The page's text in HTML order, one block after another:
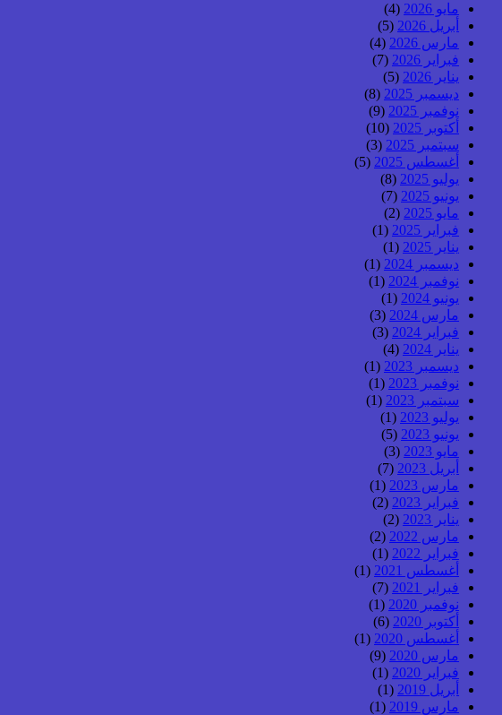
مايو 2026
(4)
أبريل 2026
(5)
مارس 2026
(4)
فبراير 2026
(7)
يناير 2026
(5)
ديسمبر 2025
(8)
نوفمبر 2025
(9)
أكتوبر 2025
(10)
سبتمبر 2025
(3)
أغسطس 2025
(5)
يوليو 2025
(8)
يونيو 2025
(7)
مايو 2025
(2)
فبراير 2025
(1)
يناير 2025
(1)
ديسمبر 2024
(1)
نوفمبر 2024
(1)
يونيو 2024
(1)
مارس 2024
(3)
فبراير 2024
(3)
يناير 2024
(4)
ديسمبر 2023
(1)
نوفمبر 2023
(1)
سبتمبر 2023
(1)
يوليو 2023
(1)
يونيو 2023
(5)
مايو 2023
(3)
أبريل 2023
(7)
مارس 2023
(1)
فبراير 2023
(2)
يناير 2023
(2)
مارس 2022
(2)
فبراير 2022
(1)
أغسطس 2021
(1)
فبراير 2021
(7)
نوفمبر 2020
(1)
أكتوبر 2020
(6)
أغسطس 2020
(1)
مارس 2020
(9)
فبراير 2020
(1)
أبريل 2019
(1)
مارس 2019
(1)